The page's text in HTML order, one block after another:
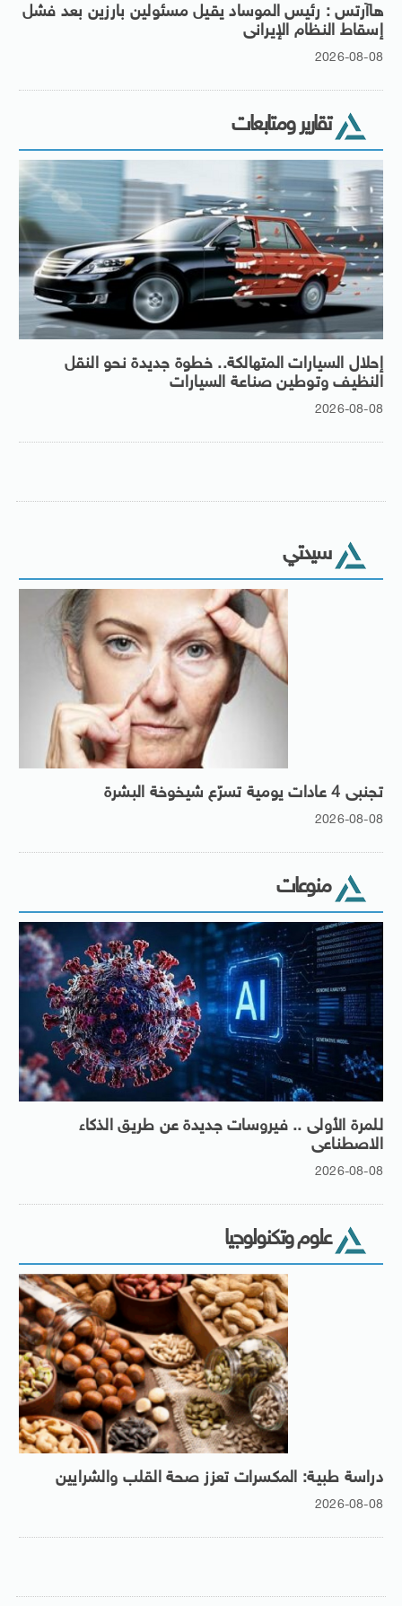
هاآرتس : رئيس الموساد يقيل مسئولين بارزين بعد فشل
إسقاط النظام الإيرانى
2026-08-08
تقارير ومتابعات
إحلال السيارات المتهالكة.. خطوة جديدة نحو النقل
النظيف وتوطين صناعة السيارات
2026-08-08
سيدتي
تجنبى 4 عادات يومية تسرّع شيخوخة البشرة
2026-08-08
منوعات
للمرة الأولى .. فيروسات جديدة عن طريق الذكاء
الاصطناعى
2026-08-08
علوم وتكنولوجيا
دراسة طبية: المكسرات تعزز صحة القلب والشرايين
2026-08-08